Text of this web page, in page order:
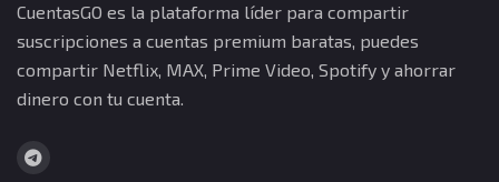
CuentasGO es la plataforma líder para compartir
suscripciones a cuentas premium baratas, puedes
compartir Netflix, MAX, Prime Video, Spotify y ahorrar
dinero con tu cuenta.